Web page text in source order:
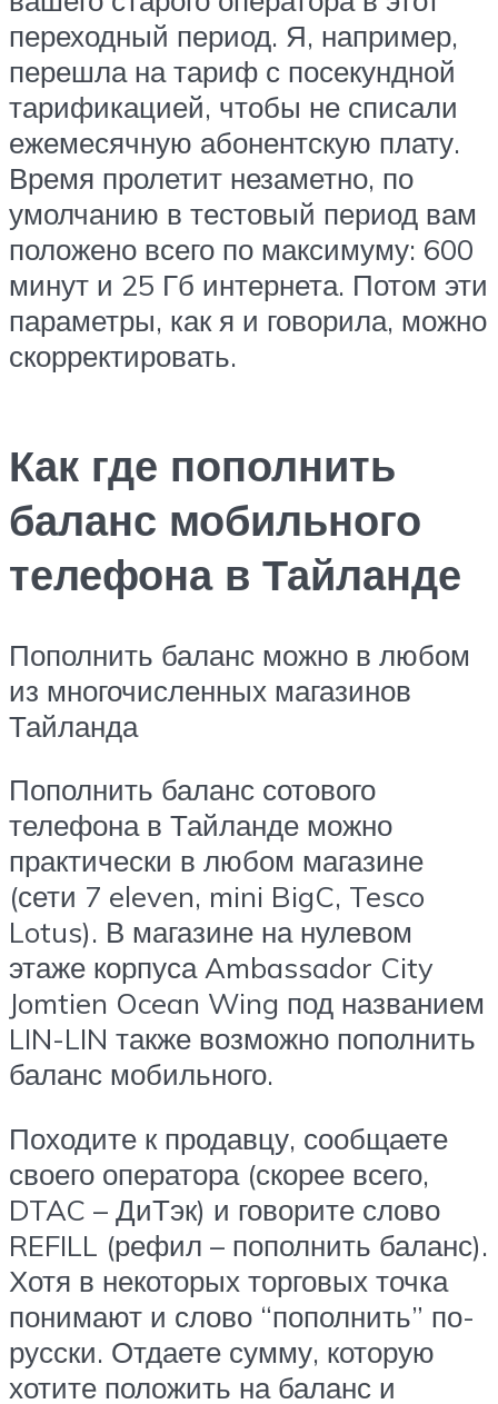
переходный период. Я, например,
перешла на тариф с посекундной
тарификацией, чтобы не списали
ежемесячную абонентскую плату.
Время пролетит незаметно, по
умолчанию в тестовый период вам
положено всего по максимуму: 600
минут и 25 Гб интернета. Потом эти
параметры, как я и говорила, можно
скорректировать.
Как где пополнить
баланс мобильного
телефона в Тайланде
Пополнить баланс можно в любом
из многочисленных магазинов
Тайланда
Пополнить баланс сотового
телефона в Тайланде можно
практически в любом магазине
(сети 7 eleven, mini BigC, Tesco
Lotus). В магазине на нулевом
этаже корпуса Ambassador City
Jomtien Ocean Wing под названием
LIN-LIN также возможно пополнить
баланс мобильного.
Походите к продавцу, сообщаете
своего оператора (скорее всего,
DTAC – ДиТэк) и говорите слово
REFILL (рефил – пополнить баланс).
Хотя в некоторых торговых точка
понимают и слово “пополнить” по-
русски. Отдаете сумму, которую
хотите положить на баланс и